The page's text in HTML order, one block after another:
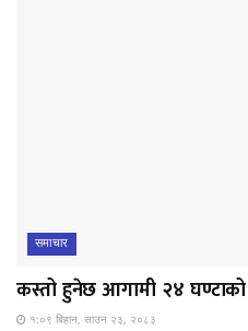
समाचार
कस्तो हुनेछ आगामी २४
१:०९ बिहान, साउन २३, २०८३